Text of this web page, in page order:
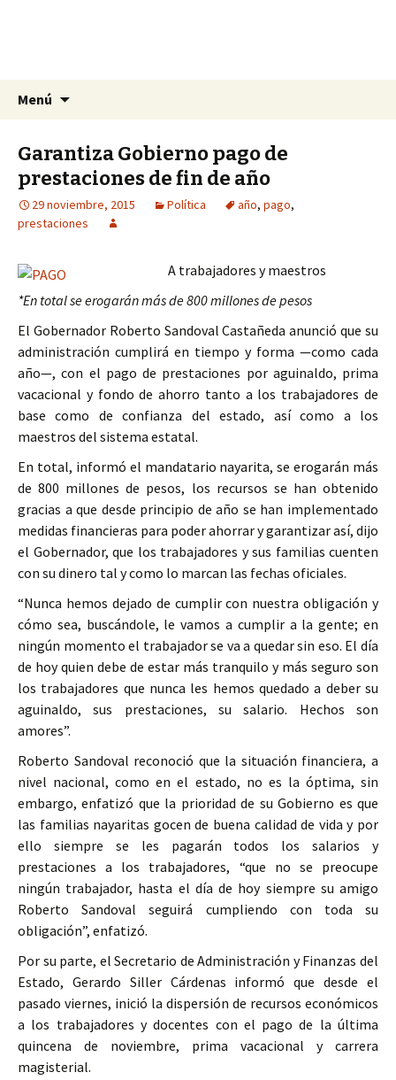
La Yunta de Tepic
La nueva opción en información
Menú
Garantiza Gobierno pago de
prestaciones de fin de año
29 noviembre, 2015 Política año, pago,
prestaciones
A trabajadores y maestros
*En total se erogarán más de 800 millones de pesos
El Gobernador Roberto Sandoval Castañeda anunció que su
administración cumplirá en tiempo y forma —como cada
año—, con el pago de prestaciones por aguinaldo, prima
vacacional y fondo de ahorro tanto a los trabajadores de
base como de confianza del estado, así como a los
maestros del sistema estatal.
En total, informó el mandatario nayarita, se erogarán más
de 800 millones de pesos, los recursos se han obtenido
gracias a que desde principio de año se han implementado
medidas financieras para poder ahorrar y garantizar así, dijo
el Gobernador, que los trabajadores y sus familias cuenten
con su dinero tal y como lo marcan las fechas oficiales.
“Nunca hemos dejado de cumplir con nuestra obligación y
cómo sea, buscándole, le vamos a cumplir a la gente; en
ningún momento el trabajador se va a quedar sin eso. El día
de hoy quien debe de estar más tranquilo y más seguro son
los trabajadores que nunca les hemos quedado a deber su
aguinaldo, sus prestaciones, su salario. Hechos son
amores”.
Roberto Sandoval reconoció que la situación financiera, a
nivel nacional, como en el estado, no es la óptima, sin
embargo, enfatizó que la prioridad de su Gobierno es que
las familias nayaritas gocen de buena calidad de vida y por
ello siempre se les pagarán todos los salarios y
prestaciones a los trabajadores, “que no se preocupe
ningún trabajador, hasta el día de hoy siempre su amigo
Roberto Sandoval seguirá cumpliendo con toda su
obligación”, enfatizó.
Por su parte, el Secretario de Administración y Finanzas del
Estado, Gerardo Siller Cárdenas informó que desde el
pasado viernes, inició la dispersión de recursos económicos
a los trabajadores y docentes con el pago de la última
quincena de noviembre, prima vacacional y carrera
magisterial.